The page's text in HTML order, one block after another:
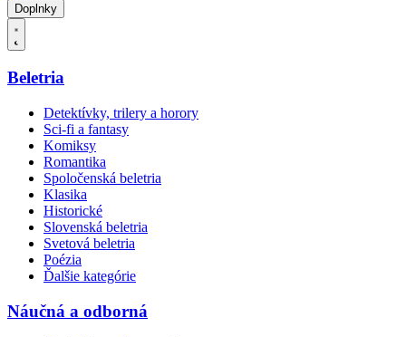
Doplnky
Beletria
Detektívky, trilery a horory
Sci-fi a fantasy
Komiksy
Romantika
Spoločenská beletria
Klasika
Historické
Slovenská beletria
Svetová beletria
Poézia
Ďalšie kategórie
Náučná a odborná